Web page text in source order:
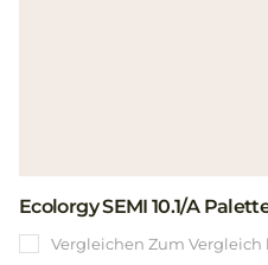
Ecolorgy SEMI 10.1/A
Vergleichen Zum